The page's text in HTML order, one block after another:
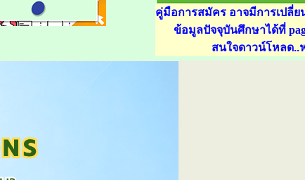
คู่มือการสมัคร อาจมีการเปลี่
ข้อมูลปัจจุบันศึกษาได้ที่
สนใจดาวน์โหลด..